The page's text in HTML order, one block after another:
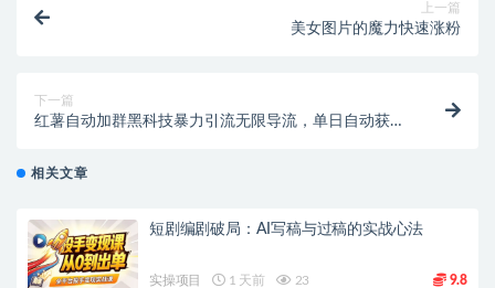
上一篇
美女图片的魔力快速涨粉
下一篇
红薯自动加群黑科技暴力引流无限导流，单日自动获客
相关文章
短剧编剧破局：AI写稿与过稿的实战心法
实操项目 1 天前 23 9.8